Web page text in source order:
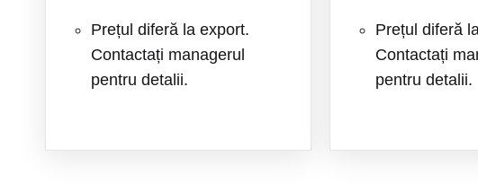
Prețul diferă la export.
Contactați managerul
pentru detalii.
Prețul diferă
Contactați
pentru detalii.